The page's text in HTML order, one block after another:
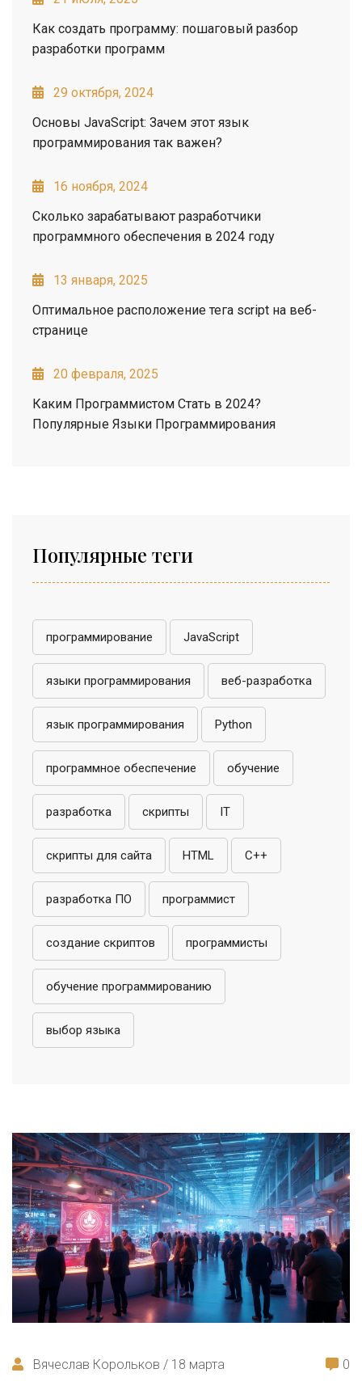
Как создать программу: пошаговый разбор
разработки программ
29 октября, 2024
Основы JavaScript: Зачем этот язык
программирования так важен?
16 ноября, 2024
Сколько зарабатывают разработчики
программного обеспечения в 2024 году
13 января, 2025
Оптимальное расположение тега script на веб-
странице
20 февраля, 2025
Каким Программистом Стать в 2024?
Популярные Языки Программирования
Популярные теги
программирование JavaScript
языки программирования веб-разработка
язык программирования Python
программное обеспечение обучение
разработка скрипты IT
скрипты для сайта HTML C++
разработка ПО программист
создание скриптов программисты
обучение программированию
выбор языка
Вячеслав Корольков / 18 марта 0